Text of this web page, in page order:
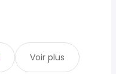
Voir plus